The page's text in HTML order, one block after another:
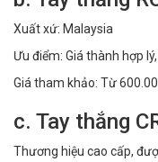
Xuất xứ: Malaysia
Ưu điểm: Giá thành hợp
Giá tham khảo: Từ
c. Tay thắng
Thương hiệu cao cấp,